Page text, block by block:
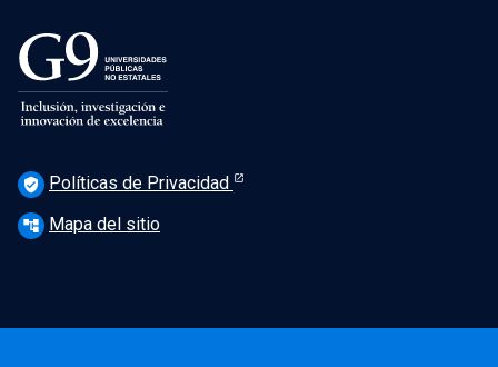
verified_user Políticas de Privacidad
account_tree Mapa del sitio